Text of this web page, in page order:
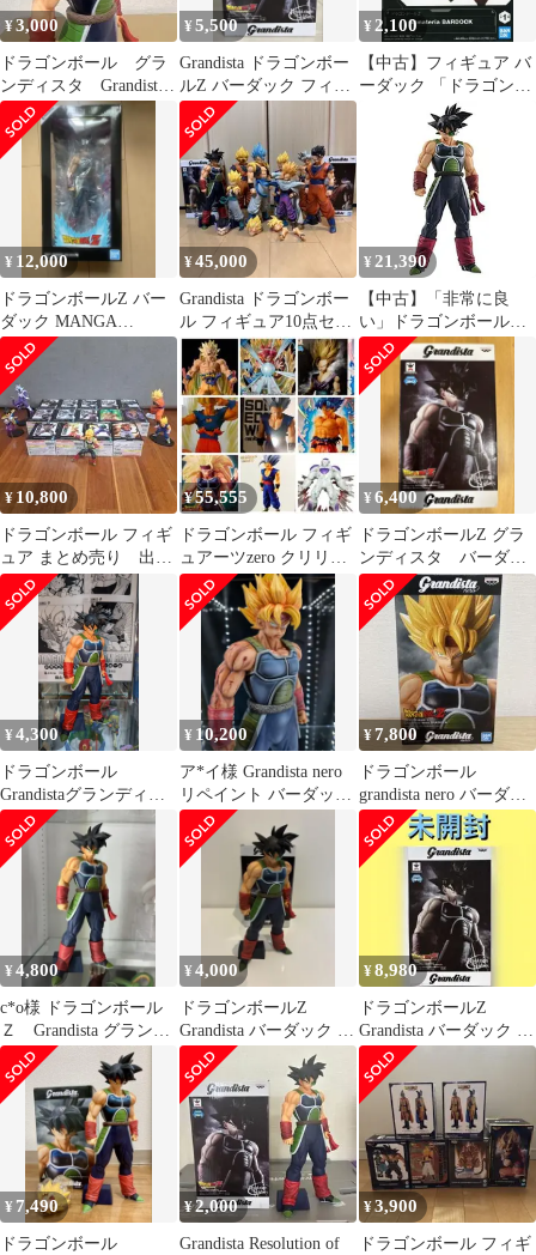
¥3,000
ドラゴンボール グラ
ンディスタ Grandista
バーダック
¥5,500
Grandista ドラゴンボー
ルZ バーダック フィギ
ュア
¥ 2,100
【中古】フィギュア バ
ーダック 「ドラゴンボ
ールZ」 G×materia
BARDOCK
¥ 12,000
ドラゴンボールZ バー
ダック MANGA
DIMENSIONS 二次元彩
色
¥45,000
Grandista ドラゴンボー
ル フィギュア10点セッ
ト
¥ 21,390
【中古】「非常に良
い」ドラゴンボールZ
Grandista Resolution of
Soldiers BARDUCK (バ
ーダック )
¥ 10,800
ドラゴンボール フィギ
ュア まとめ売り 出
陣 Grandista 未開封
14点
¥55,555
ドラゴンボール フィギ
ュアーツzero クリリン
のことか など
¥6,400
ドラゴンボールZ グラ
ンディスタ バーダッ
ク
¥4,300
ドラゴンボール
Grandistaグランディス
タバーダック
¥ 10,200
ア*イ様 Grandista nero
リペイント バーダック
リペイント フィ
¥7,800
ドラゴンボール
grandista nero バーダッ
ク フィギュア
¥4,800
c*o様 ドラゴンボール
Ｚ Grandista グランデ
ィスタ バーダック フ
ィ
¥4,000
ドラゴンボールZ
Grandista バーダック フ
ィギュア 箱あり
¥8,980
ドラゴンボールZ
Grandista バーダック フ
ィギュア グランディス
タ
¥ 7,490
ドラゴンボール
¥2,000
Grandista Resolution of
¥3,900
ドラゴンボール フィギ